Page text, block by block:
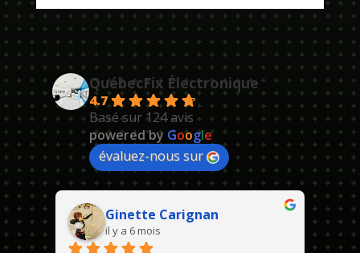
QuébecFix Électronique
4.7
Basé sur 124 avis
powered by Google
évaluez-nous sur
Ginette Carignan
il y a 6 mois